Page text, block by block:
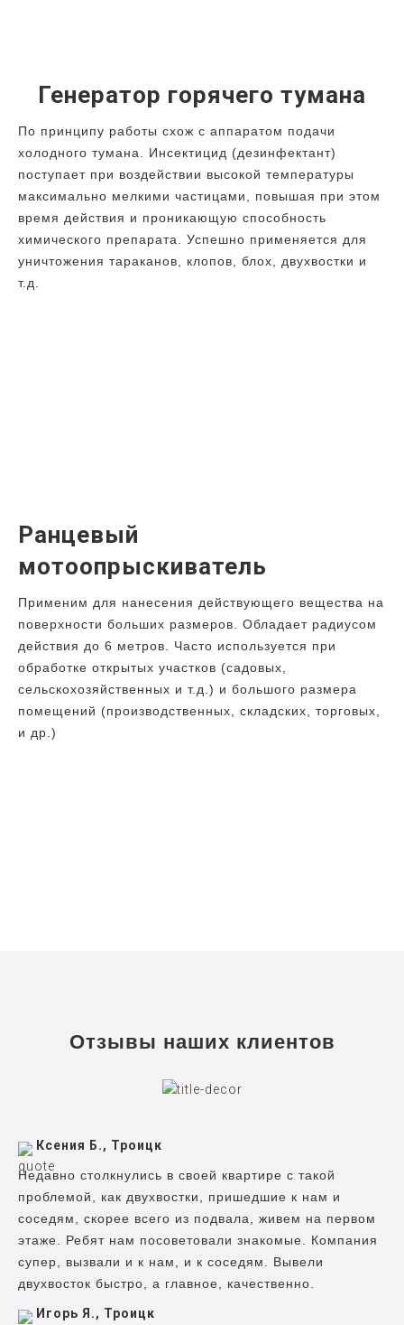
Генератор горячего тумана
По принципу работы схож с аппаратом подачи
холодного тумана. Инсектицид (дезинфектант)
поступает при воздействии высокой температуры
максимально мелкими частицами, повышая при этом
время действия и проникающую способность
химического препарата. Успешно применяется для
уничтожения тараканов, клопов, блох, двухвостки и
т.д.
Ранцевый
мотоопрыскиватель
Применим для нанесения действующего вещества на
поверхности больших размеров. Обладает радиусом
действия до 6 метров. Часто используется при
обработке открытых участков (садовых,
сельскохозяйственных и т.д.) и большого размера
помещений (производственных, складских, торговых,
и др.)
Отзывы наших клиентов
Ксения Б., Троицк
Недавно столкнулись в своей квартире с такой
проблемой, как двухвостки, пришедшие к нам и
соседям, скорее всего из подвала, живем на первом
этаже. Ребят нам посоветовали знакомые. Компания
супер, вызвали и к нам, и к соседям. Вывели
двухвосток быстро, а главное, качественно.
Игорь Я., Троицк